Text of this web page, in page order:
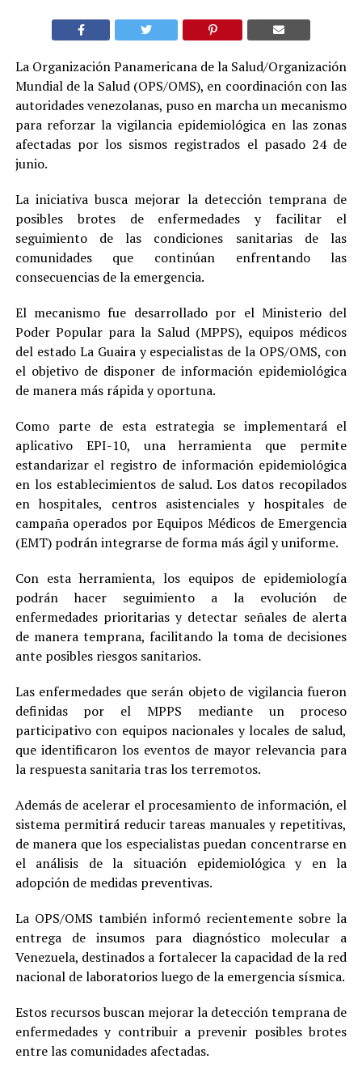
La Organización Panamericana de la Salud/Organización
Mundial de la Salud (OPS/OMS), en coordinación con las
autoridades venezolanas, puso en marcha un mecanismo
para reforzar la vigilancia epidemiológica en las zonas
afectadas por los sismos registrados el pasado 24 de
junio.
La iniciativa busca mejorar la detección temprana de
posibles brotes de enfermedades y facilitar el
seguimiento de las condiciones sanitarias de las
comunidades que continúan enfrentando las
consecuencias de la emergencia.
El mecanismo fue desarrollado por el Ministerio del
Poder Popular para la Salud (MPPS), equipos médicos
del estado La Guaira y especialistas de la OPS/OMS, con
el objetivo de disponer de información epidemiológica
de manera más rápida y oportuna.
Como parte de esta estrategia se implementará el
aplicativo EPI-10, una herramienta que permite
estandarizar el registro de información epidemiológica
en los establecimientos de salud. Los datos recopilados
en hospitales, centros asistenciales y hospitales de
campaña operados por Equipos Médicos de Emergencia
(EMT) podrán integrarse de forma más ágil y uniforme.
Con esta herramienta, los equipos de epidemiología
podrán hacer seguimiento a la evolución de
enfermedades prioritarias y detectar señales de alerta
de manera temprana, facilitando la toma de decisiones
ante posibles riesgos sanitarios.
Las enfermedades que serán objeto de vigilancia fueron
definidas por el MPPS mediante un proceso
participativo con equipos nacionales y locales de salud,
que identificaron los eventos de mayor relevancia para
la respuesta sanitaria tras los terremotos.
Además de acelerar el procesamiento de información, el
sistema permitirá reducir tareas manuales y repetitivas,
de manera que los especialistas puedan concentrarse en
el análisis de la situación epidemiológica y en la
adopción de medidas preventivas.
La OPS/OMS también informó recientemente sobre la
entrega de insumos para diagnóstico molecular a
Venezuela, destinados a fortalecer la capacidad de la red
nacional de laboratorios luego de la emergencia sísmica.
Estos recursos buscan mejorar la detección temprana de
enfermedades y contribuir a prevenir posibles brotes
entre las comunidades afectadas.